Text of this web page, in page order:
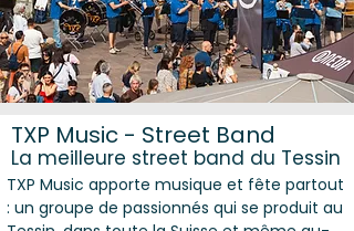
TXP Music - Street Band
La meilleure street band du Tessin
TXP Music apporte musique et fête partout
: un groupe de passionnés qui se produit au